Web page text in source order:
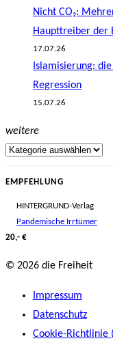
Nicht CO₂:
Haupttreiber der
17.07.26
Islamisierung:
Regression
15.07.26
weitere
EMPFEHLUNG
HINTERGRUND-Verlag
Pandemische Irrtümer
20,- €
© 2026 die Freiheit
Impressum
Datenschutz
Cookie-Richtlinie